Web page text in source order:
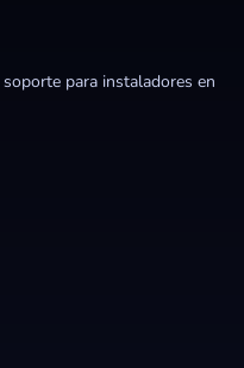
para instaladores en